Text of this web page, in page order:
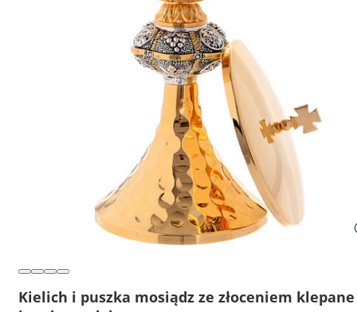
Kielich i puszka mosiądz ze złoceniem klepane